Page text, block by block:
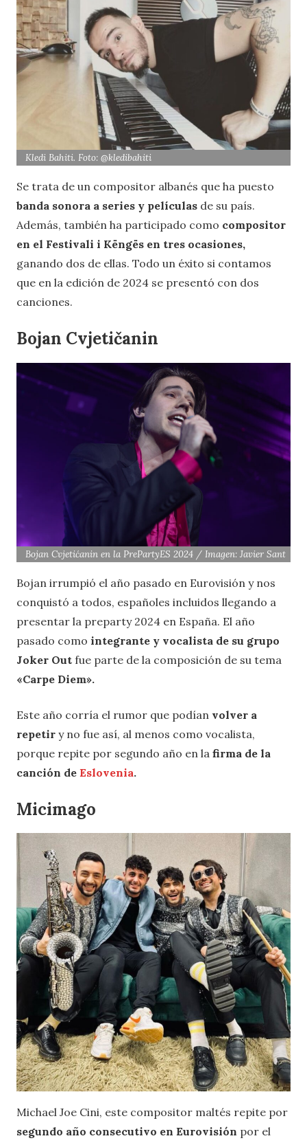
Kledi Bahiti. Foto: @kledibahiti
Se trata de un compositor albanés que ha puesto
banda sonora a series y películas de su país.
Además, también ha participado como compositor
en el Festivali i Këngës en tres ocasiones,
ganando dos de ellas. Todo un éxito si contamos
que en la edición de 2024 se presentó con dos
canciones.
Bojan Cvjetičanin
Bojan Cvjetićanin en la PrePartyES 2024 / Imagen: Javier Sant
Bojan irrumpió el año pasado en Eurovisión y nos
conquistó a todos, españoles incluidos llegando a
presentar la preparty 2024 en España. El año
pasado como integrante y vocalista de su grupo
Joker Out fue parte de la composición de su tema
«Carpe Diem».
Este año corría el rumor que podían volver a
repetir y no fue así, al menos como vocalista,
porque repite por segundo año en la firma de la
canción de Eslovenia.
Micimago
Michael Joe Cini, este compositor maltés repite por
segundo año consecutivo en Eurovisión por el